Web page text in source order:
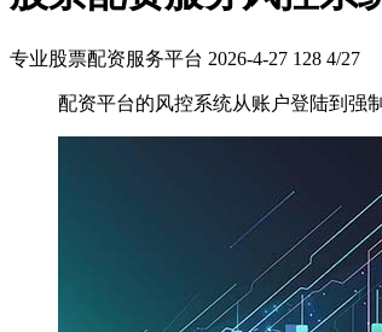
专业股票配资服务平台 2026-4-27 128 4/27
配资平台的风控系统从账户登陆到强